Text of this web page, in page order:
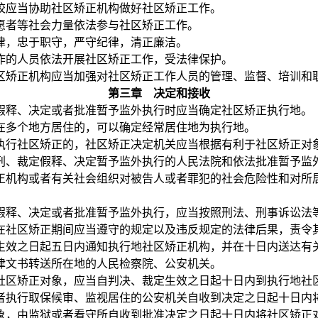
协助社区矫正机构做好社区矫正工作。
社会力量依法参与社区矫正工作。
于职守，严守纪律，清正廉洁。
员依法开展社区矫正工作，受法律保护。
构应当加强对社区矫正工作人员的管理、监督、培训和
第三章 决定和接收
决定或者批准暂予监外执行时应当确定社区矫正执行地。
地方居住的，可以确定经常居住地为执行地。
区矫正的，社区矫正决定机关应当根据有利于社区矫正对
定假释、决定暂予监外执行的人民法院和依法批准暂予监
者有关社会组织对被告人或者罪犯的社会危险性和对所
决定或者批准暂予监外执行，应当按照刑法、刑事诉讼法
矫正期间应当遵守的规定以及违反规定的法律后果，责令
起五日内通知执行地社区矫正机构，并在十日内送达有
书转送所在地的人民检察院、公安机关。
正对象，应当自判决、裁定生效之日起十日内到执行地社
取保候审、监视居住的公安机关自收到决定之日起十日内
监狱或者看守所自收到批准决定之日起十日内将社区矫正